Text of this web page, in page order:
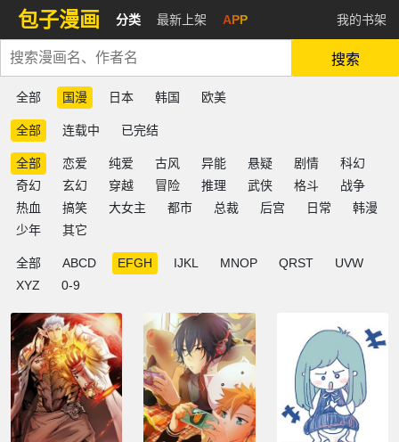
包子漫画 分类 最新上架 APP 我的书架
搜索
全部 国漫 日本 韩国 欧美
全部 连载中 已完结
全部 恋爱 纯爱 古风 异能 悬疑 剧情
科幻
奇幻
玄幻 穿越 冒险 推理 武侠 格斗
战争
热血
搞笑 大女主 都市 总裁 后宫 日常
韩漫
少年
其它
全部 ABCD EFGH IJKL MNOP QRST
UVW
XYZ
0-9